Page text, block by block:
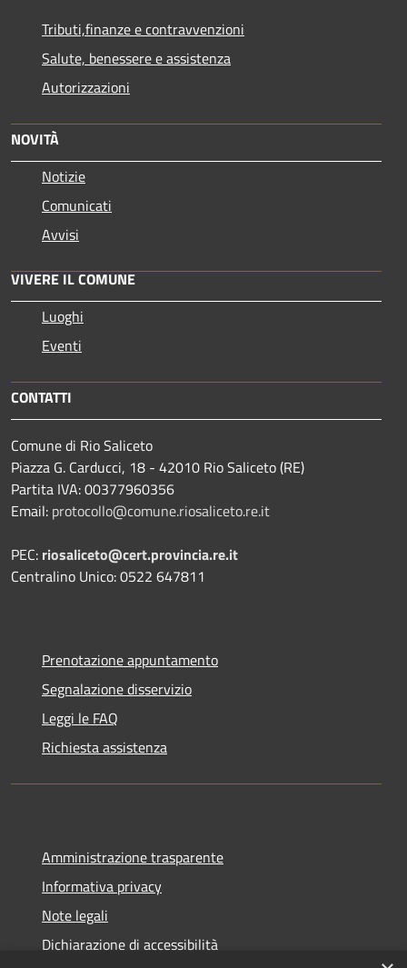
Tributi,finanze e contravvenzioni
Salute, benessere e assistenza
Autorizzazioni
NOVITÀ
Notizie
Comunicati
Avvisi
VIVERE IL COMUNE
Luoghi
Eventi
CONTATTI
Comune di Rio Saliceto
Piazza G. Carducci, 18 - 42010 Rio Saliceto (RE)
Partita IVA: 00377960356
Email: protocollo@comune.riosaliceto.re.it
PEC: riosaliceto@cert.provincia.re.it
Centralino Unico: 0522 647811
Prenotazione appuntamento
Segnalazione disservizio
Leggi le FAQ
Richiesta assistenza
Amministrazione trasparente
Informativa privacy
Note legali
Dichiarazione di accessibilità